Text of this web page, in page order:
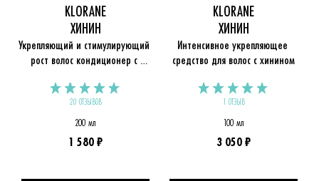
KLORANE
ХИНИН
Укрепляющий и стимулирующий
рост волос кондиционер с
20 ОТЗЫВОВ
200 мл
1 580 ₽
KLORANE
ХИНИН
Интенсивное укрепляющее
средство для волос с хинином
1 ОТЗЫВ
100 мл
3 050 ₽